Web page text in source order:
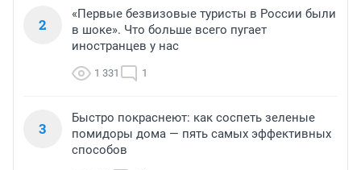
2
«Первые безвизовые туристы в России были
в шоке». Что больше всего пугает
иностранцев у нас
1 331 1
3
Быстро покраснеют: как соспеть зеленые
помидоры дома — пять самых эффективных
способов